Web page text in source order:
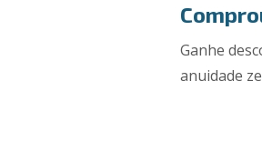
Ganhe
anuidade